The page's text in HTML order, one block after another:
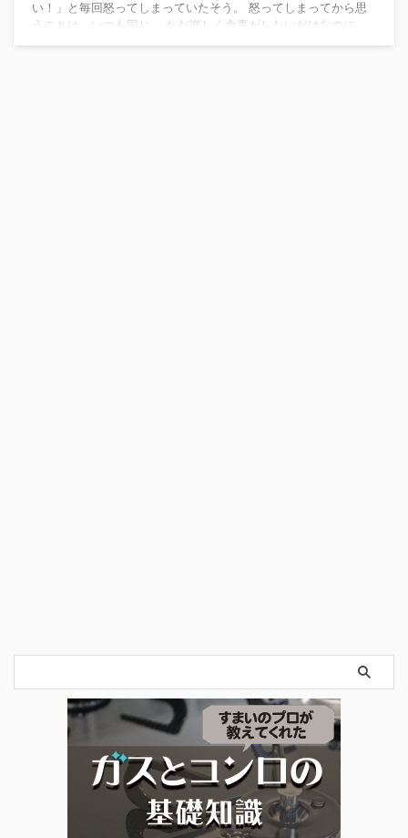
い！」と毎回怒ってしまっていたそう。 怒ってしまってから思
うことは、いつも同じ。 ただ楽しく食事がしたいだけなのに…
このままではいけない！と思い、一念発起。 調理法を工夫した